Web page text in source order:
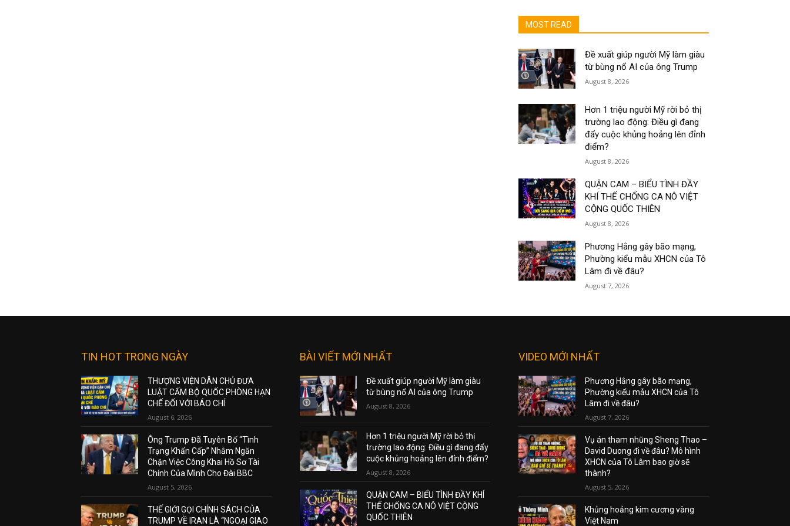
MOST READ
Đề xuất giúp người Mỹ làm giàu
từ bùng nổ AI của ông Trump
August 8, 2026
Hơn 1 triệu người Mỹ rời bỏ thị
trường lao động: Điều gì đang
đẩy cuộc khủng hoảng lên đỉnh
điểm?
August 8, 2026
QUẬN CAM – BIỂU TÌNH ĐẦY
KHÍ THẾ CHỐNG CA NÔ VIỆT
CỘNG QUỐC THIÊN
August 8, 2026
Phương Hằng gây bão mạng,
Phường kiểu mẫu XHCN của Tô
Lâm đi về đâu?
August 7, 2026
TIN HOT TRONG NGÀY
THƯỢNG VIỆN DÂN CHỦ ĐƯA
LUẬT CẤM BỘ QUỐC PHÒNG HẠN
CHẾ ĐỐI VỚI BÁO CHÍ
August 6, 2026
Ông Trump Đã Tuyên Bố “Tình
Trạng Khẩn Cấp” Nhằm Ngăn
Chặn Việc Công Khai Hồ Sơ Tài
Chính Của Mình Cho Đài BBC
August 5, 2026
THẾ GIỚI GỌI CHÍNH SÁCH CỦA
TRUMP VỀ IRAN LÀ “NGOẠI GIAO
BÀI VIẾT MỚI NHẤT
Đề xuất giúp người Mỹ làm giàu
từ bùng nổ AI của ông Trump
August 8, 2026
Hơn 1 triệu người Mỹ rời bỏ thị
trường lao động: Điều gì đang đẩy
cuộc khủng hoảng lên đỉnh điểm?
August 8, 2026
QUẬN CAM – BIỂU TÌNH ĐẦY KHÍ
THẾ CHỐNG CA NÔ VIỆT CỘNG
QUỐC THIÊN
VIDEO MỚI NHẤT
Phương Hằng gây bão mạng,
Phường kiểu mẫu XHCN của Tô
Lâm đi về đâu?
August 7, 2026
Vụ án tham nhũng Sheng Thao –
David Duong đi về đâu? Mô hình
XHCN của Tô Lâm bao giờ sẽ
thành?
August 5, 2026
Khủng hoảng kim cương vàng
Việt Nam